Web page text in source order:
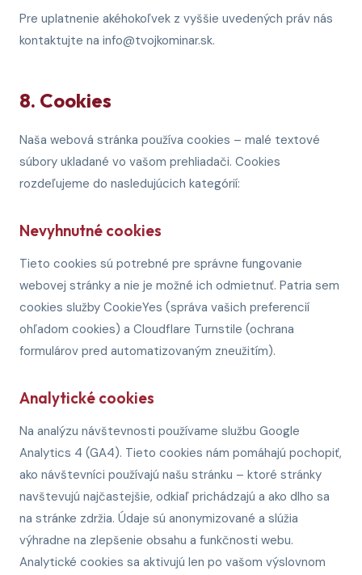
Pre uplatnenie akéhokoľvek z vyššie uvedených práv nás
kontaktujte na info@tvojkominar.sk.
8. Cookies
Naša webová stránka používa cookies – malé textové
súbory ukladané vo vašom prehliadači. Cookies
rozdeľujeme do nasledujúcich kategórií:
Nevyhnutné cookies
Tieto cookies sú potrebné pre správne fungovanie
webovej stránky a nie je možné ich odmietnuť. Patria sem
cookies služby CookieYes (správa vašich preferencií
ohľadom cookies) a Cloudflare Turnstile (ochrana
formulárov pred automatizovaným zneužitím).
Analytické cookies
Na analýzu návštevnosti používame službu Google
Analytics 4 (GA4). Tieto cookies nám pomáhajú pochopiť,
ako návštevníci používajú našu stránku – ktoré stránky
navštevujú najčastejšie, odkiaľ prichádzajú a ako dlho sa
na stránke zdržia. Údaje sú anonymizované a slúžia
výhradne na zlepšenie obsahu a funkčnosti webu.
Analytické cookies sa aktivujú len po vašom výslovnom